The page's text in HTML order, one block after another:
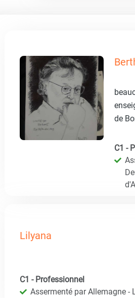
de
C1 -
Lilyana
C1 - Professionnel
Assermenté par Allemagne -